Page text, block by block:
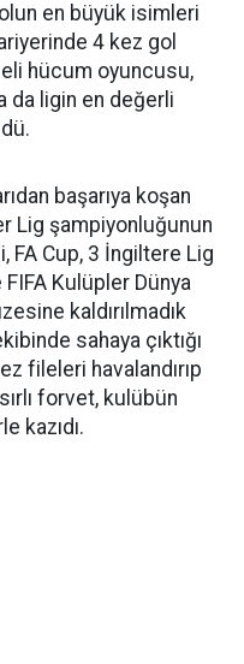
en büyük isimleri
4 kez gol
hücum oyuncusu,
da ligin en değerli
başarıya koşan
Lig şampiyonluğunun
FA Cup, 3 İngiltere Lig
FIFA Kulüpler Dünya
kaldırılmadık
sahaya çıktığı
fileleri havalandırıp
forvet, kulübün
kazıdı.